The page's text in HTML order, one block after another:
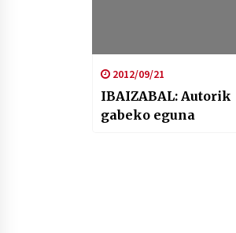
2012/09/21
IBAIZABAL: Autorik
gabeko eguna